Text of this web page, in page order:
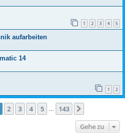
1 2 3 4 5
aufarbeiten
14
1 2
1von 143
2 3 4 5 143
Gehe zu